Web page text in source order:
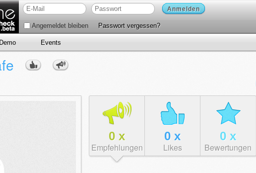
Anmelden
Angemeldet bleiben Passwort vergessen?
Demo Events
0 x
Empfehlungen
0 x
Likes
0 x
Bewertungen